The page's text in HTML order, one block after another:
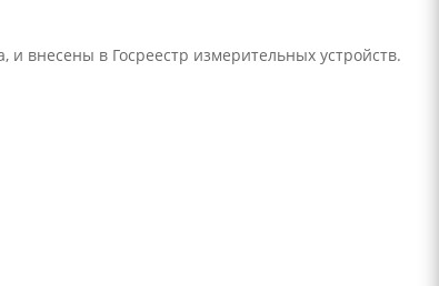
внесены в Госреестр измерительных устройств.